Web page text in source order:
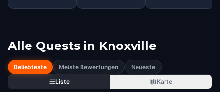
Alle Quests in Knoxville
Beliebteste Meiste Bewertungen
Neueste
Liste
Karte